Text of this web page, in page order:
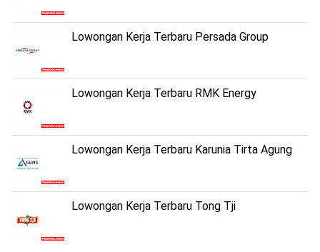
Lowongan Kerja Terbaru Persada Group
Lowongan Kerja Terbaru RMK Energy
Lowongan Kerja Terbaru Karunia Tirta Agung
Lowongan Kerja Terbaru Tong Tji